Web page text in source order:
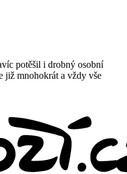
potěšil i drobný osobní
již mnohokrát a vždy vše